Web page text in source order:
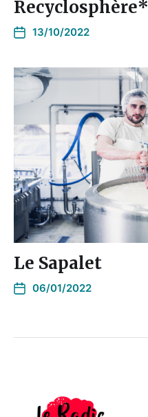
Recyclosphère*
13/10/2022
Le Sapalet
06/01/2022